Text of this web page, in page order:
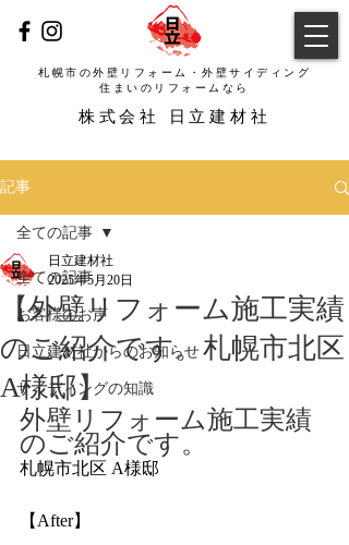
札幌市の外壁リフォーム・外壁サイディング
​株式会社 日立建材社
​住まいのリフォームなら
記事
全ての記事
お客様のお声
日立建材社からのお知らせ
サイディングの知識
全ての記事
【外壁リフォーム施工実績
のご紹介です。札幌市北区
A様邸】
日立建材社
2025年5月20日
外壁リフォーム施工実績
のご紹介です。
札幌市北区 A様邸
【After】